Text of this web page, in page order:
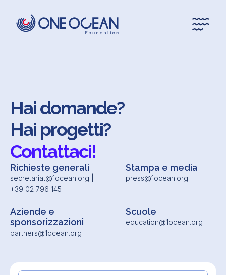
**
Hai domande?
Hai progetti?
Contattaci!
Richieste generali
secretariat@1ocean.org |
+39 02 796 145
Stampa e media
press@1ocean.org
Aziende e
sponsorizzazioni
partners@1ocean.org
Scuole
education@1ocean.org